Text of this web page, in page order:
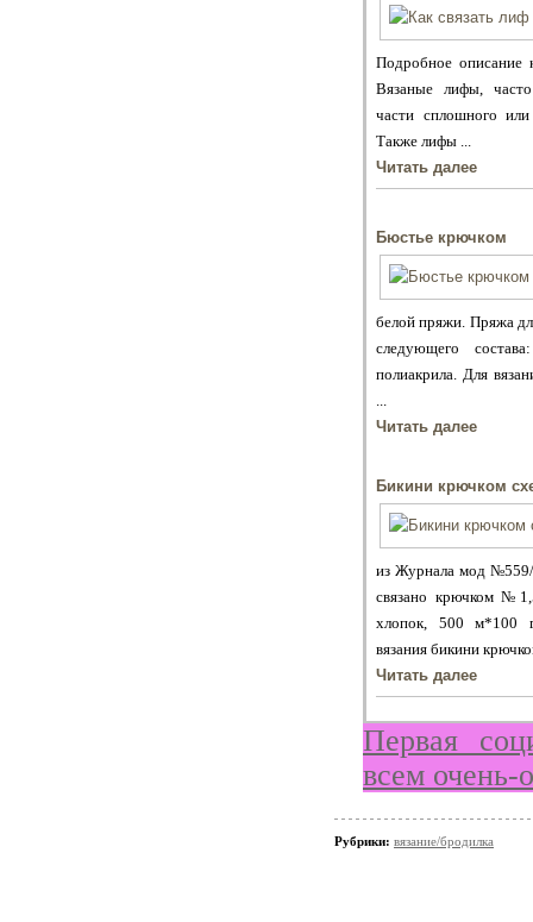
Подробное описание
Вязаные лифы,
части сплошного или
Также лифы ...
Читать далее
Бюстье крючком
белой пряжи. Пряжа
следующего
полиакрила. Для
Читать далее
Бикини крючком
из Журнала мод №559/
связано крючком
хлопок, 500 м*100
вязания бикини
Читать далее
Первая
всем очень-
Рубрики: вязание/бродилка